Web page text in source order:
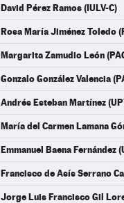
David Pérez Ramos (IULV-C)
Rosa María Jiménez Toledo
Margarita Zamudio León
Gonzalo González Valencia
Andrés Esteban Martínez
María del Carmen Lamana
Emmanuel Baena Fernández
Francisco de Asís Serrano
Jorge Luis Francisco Gil